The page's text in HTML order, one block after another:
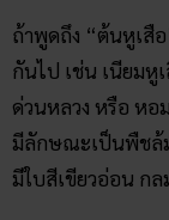
ถ้าพูดถึง “ต้นหูเสื
กันไป เช่น เนียม
ด่วนหลวง หรือ ห
มีลักษณะเป็นพืชล้
มีใบสีเขียวอ่อน ก